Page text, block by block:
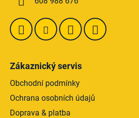
Zákaznický servis
Obchodní podmínky
Ochrana osobních údajů
Doprava & platba